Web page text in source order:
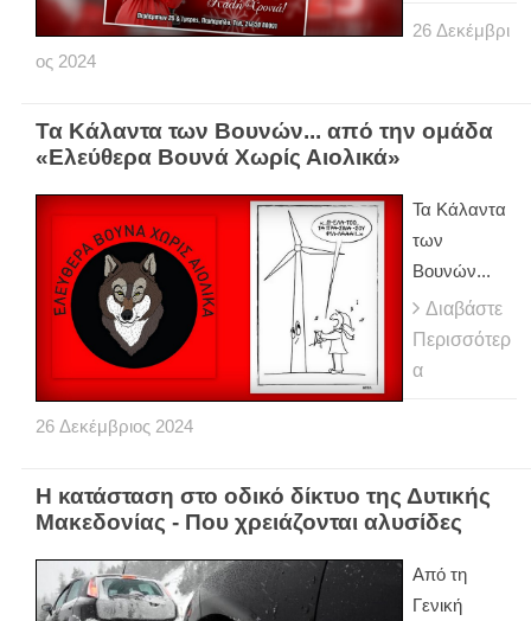
26 Δεκέμβρι
ος 2024
Τα Κάλαντα των Βουνών... από την ομάδα
«Ελεύθερα Βουνά Χωρίς Αιολικά»
Τα Κάλαντα
των
Βουνών...
Διαβάστε
Περισσότερ
α
26 Δεκέμβριος 2024
Η κατάσταση στο οδικό δίκτυο της Δυτικής
Μακεδονίας - Που χρειάζονται αλυσίδες
Από τη
Γενική